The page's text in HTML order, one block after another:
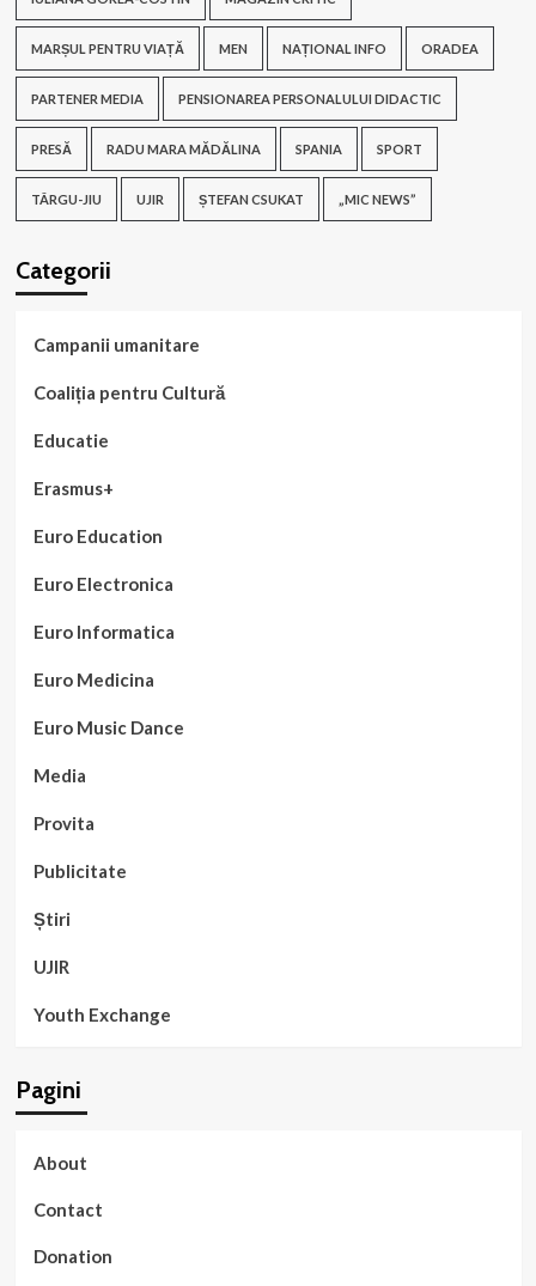
MARȘUL PENTRU VIAȚĂ MEN NAȚIONAL INFO ORADEA
PARTENER MEDIA PENSIONAREA PERSONALULUI DIDACTIC
PRESĂ RADU MARA MĂDĂLINA SPANIA SPORT
TÂRGU-JIU UJIR ȘTEFAN CSUKAT „MIC NEWS”
Categorii
Campanii umanitare
Coaliția pentru Cultură
Educatie
Erasmus+
Euro Education
Euro Electronica
Euro Informatica
Euro Medicina
Euro Music Dance
Media
Provita
Publicitate
Știri
UJIR
Youth Exchange
Pagini
About
Contact
Donation